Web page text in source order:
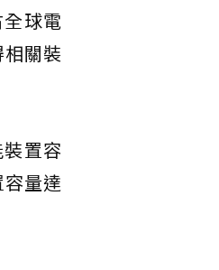
球電
關裝
置容
量達